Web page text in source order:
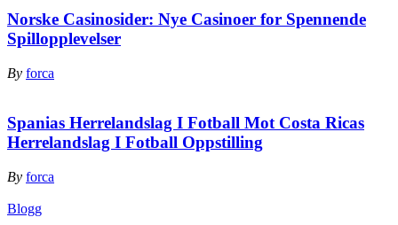
Norske Casinosider: Nye Casinoer for Spennende
Spillopplevelser
By forca
Spanias Herrelandslag I Fotball Mot Costa Ricas
Herrelandslag I Fotball Oppstilling
By forca
Blogg